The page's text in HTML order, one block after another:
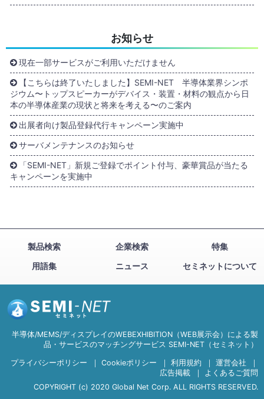
お知らせ
現在一部サービスがご利用いただけません
【こちらは終了いたしました】SEMI-NET 半導体業界シンポ
ジウム〜トップスピーカーがデバイス・装置・材料の観点から日
本の半導体産業の現状と将来を考える〜のご案内
出展者向け製品登録代行キャンペーン実施中
サーバメンテナンスのお知らせ
「SEMI-NET」新規ご登録でポイント付与、豪華賞品が当たる
キャンペーンを実施中
製品検索 企業検索
特集
用語集
ニュース セミネットについて
半導体/MEMS/ディスプレイのWEBEXHIBITION（WEB展示会）による製
品・サービスのマッチングサービス SEMI-NET（セミネット）
プライバシーポリシー ｜ Cookieポリシー ｜ 利用規約 ｜ 運営会社
｜
広告掲載
｜
よくあるご質問
COPYRIGHT (c) 2020 Global Net Corp. ALL RIGHTS RESERVED.